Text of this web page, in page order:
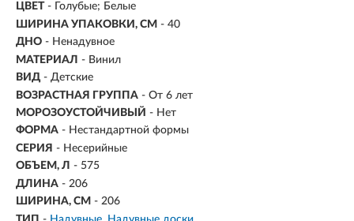
ЦВЕТ - Голубые; Белые
ШИРИНА УПАКОВКИ, СМ - 40
ДНО - Ненадувное
МАТЕРИАЛ - Винил
ВИД - Детские
ВОЗРАСТНАЯ ГРУППА - От 6 лет
МОРОЗОУСТОЙЧИВЫЙ - Нет
ФОРМА - Нестандартной формы
СЕРИЯ - Несерийные
ОБЪЕМ, Л - 575
ДЛИНА - 206
ШИРИНА, СМ - 206